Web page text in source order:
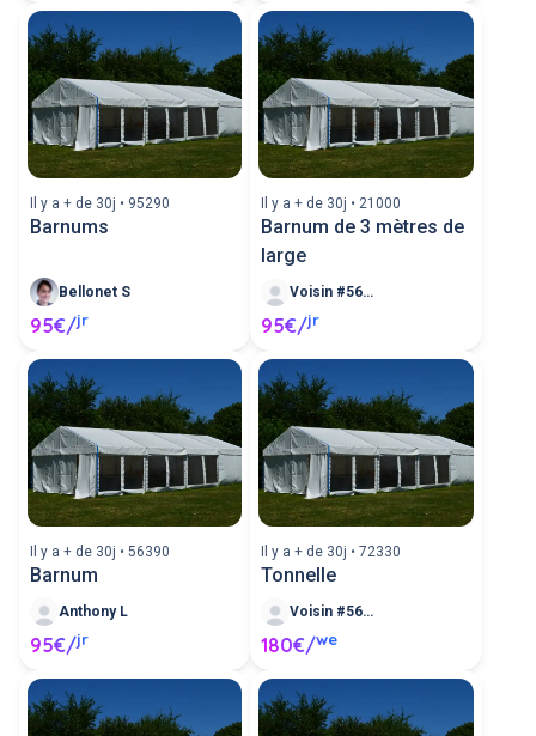
Il y a + de 30j • 95290
Barnums
Bellonet S
95€/jr
Il y a + de 30j • 21000
Barnum de 3 mètres de
large
Voisin #566959
95€/jr
Il y a + de 30j • 56390
Barnum
Anthony L
95€/jr
Il y a + de 30j • 72330
Tonnelle
Voisin #563824
180€/we